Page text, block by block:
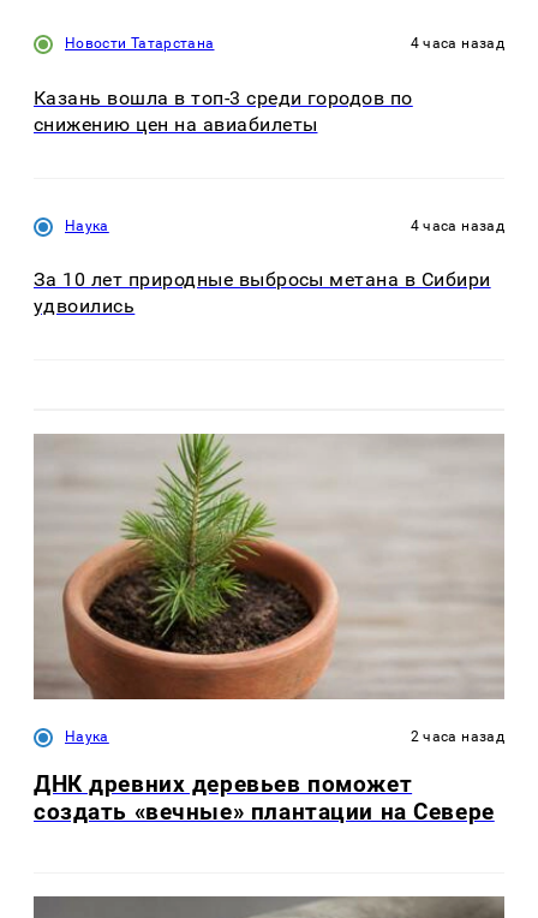
Новости Татарстана 4 часа назад
Казань вошла в топ-3 среди городов по
снижению цен на авиабилеты
Наука 4 часа назад
За 10 лет природные выбросы метана в Сибири
удвоились
Наука 2 часа назад
ДНК древних деревьев поможет
создать «вечные» плантации на Севере